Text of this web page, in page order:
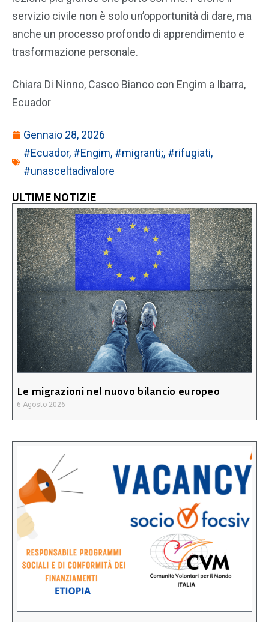
servizio civile non è solo un’opportunità di dare, ma
anche un processo profondo di apprendimento e
trasformazione personale.
Chiara Di Ninno, Casco Bianco con Engim a Ibarra,
Ecuador
Gennaio 28, 2026
#Ecuador, #Engim, #migranti;, #rifugiati,
#unasceltadivalore
ULTIME NOTIZIE
Le migrazioni nel nuovo bilancio europeo
6 Agosto 2026